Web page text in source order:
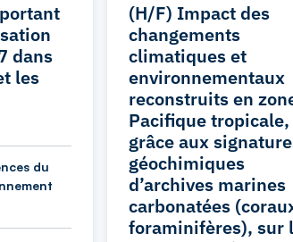
dans
les
du
(H/F) Impact des
changements
climatiques et
environnementaux
reconstruits en
Pacifique tropicale,
grâce aux
géochimiques
d’archives marines
carbonatées
foraminifères), sur